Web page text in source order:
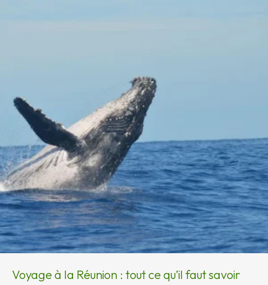
Voyage à la Réunion : tout ce qu’il faut savoir